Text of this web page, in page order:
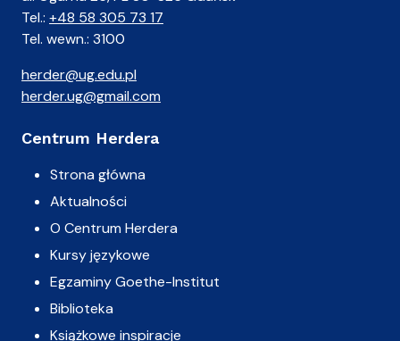
Tel.: +48 58 305 73 17
Tel. wewn.: 3100
herder@ug.edu.pl
herder.ug@gmail.com
Centrum Herdera
Strona główna
Aktualności
O Centrum Herdera
Kursy językowe
Egzaminy Goethe-Institut
Biblioteka
Książkowe inspiracje